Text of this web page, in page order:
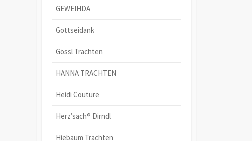
GEWEIHDA
Gottseidank
Gössl Trachten
HANNA TRACHTEN
Heidi Couture
Herz’sach® Dirndl
Hiebaum Trachten